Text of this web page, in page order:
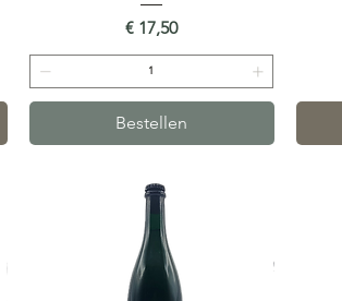
Prijs
€ 17,50
Bestellen